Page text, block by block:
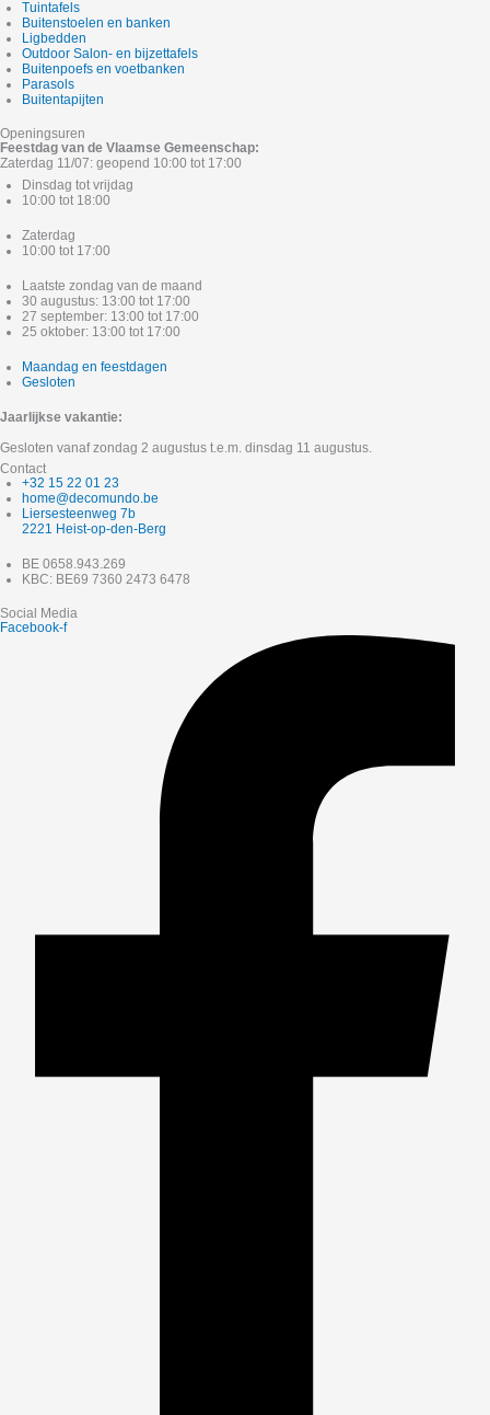
Tuintafels
Buitenstoelen en banken
Ligbedden
Outdoor Salon- en bijzettafels
Buitenpoefs en voetbanken
Parasols
Buitentapijten
Openingsuren
Feestdag van de Vlaamse Gemeenschap:
Zaterdag 11/07: geopend 10:00 tot 17:00
Dinsdag tot vrijdag
10:00 tot 18:00
Zaterdag
10:00 tot 17:00
Laatste zondag van de maand
30 augustus: 13:00 tot 17:00
27 september: 13:00 tot 17:00
25 oktober: 13:00 tot 17:00
Maandag en feestdagen
Gesloten
Jaarlijkse vakantie:
Gesloten vanaf zondag 2 augustus t.e.m. dinsdag 11 augustus.
Contact
+32 15 22 01 23
home@decomundo.be
Liersesteenweg 7b
2221 Heist-op-den-Berg
BE 0658.943.269
KBC: BE69 7360 2473 6478
Social Media
Facebook-f